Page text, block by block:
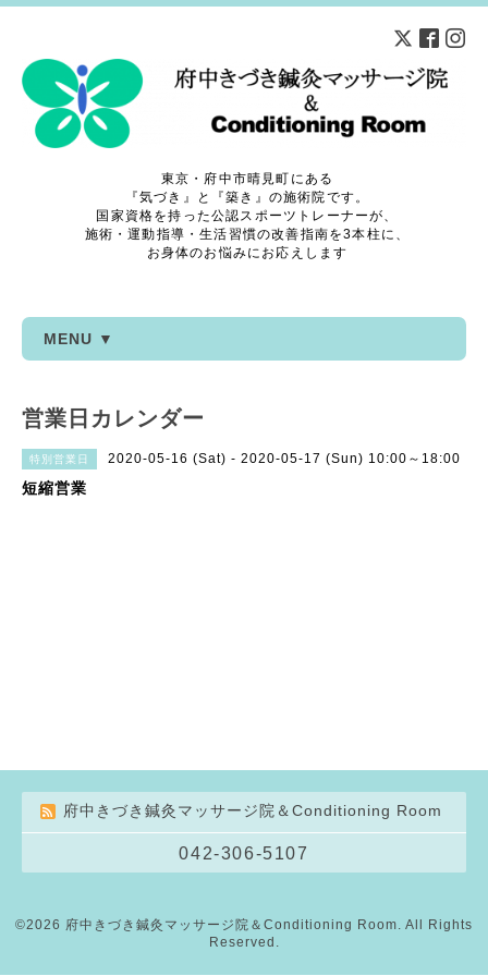
東京・府中市晴見町にある
『気づき』と『築き』の施術院です。
国家資格を持った公認スポーツトレーナーが、
施術・運動指導・生活習慣の改善指南を3本柱に、
お身体のお悩みにお応えします
MENU ▼
営業日カレンダー
特別営業日 2020-05-16 (Sat) - 2020-05-17 (Sun) 10:00～18:00
短縮営業
府中きづき鍼灸マッサージ院＆Conditioning Room
042-306-5107
©2026 府中きづき鍼灸マッサージ院＆Conditioning Room . All Rights
Reserved.